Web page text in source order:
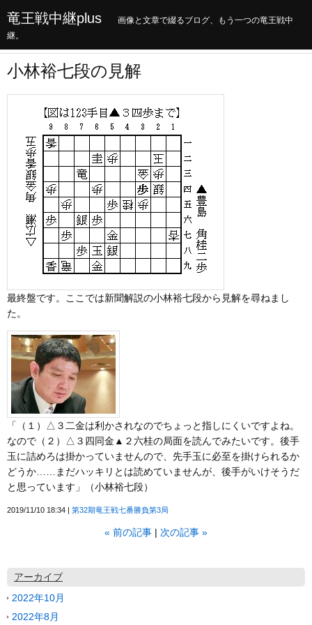
竜王戦中継plus
画像と文章で綴るブログ、もう一つの竜王戦中
継。
小林裕七段の見解
最終盤です。ここでは新聞解説の小林裕七段から見解を尋ねまし
た。
「（１）△３二金は利かされなのでちょっと指しにくいですよね。
なので（２）△３四同金▲２六桂の局面を読んでみたいです。後手
玉に詰めろは掛かっていませんので、先手玉に必至を掛けられるか
どうか……まだハッキリとは読めていませんが、後手がいけそうだ
と思っています」（小林裕七段）
2019/11/10 18:34 第32期竜王戦七番勝負第3局
« 前の記事 次の記事 »
アーカイブ
2022年10月
2022年8月